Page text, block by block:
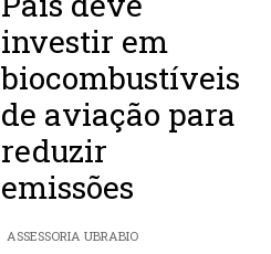
investir em
biocombustíveis
de aviação para
reduzir
emissões
ASSESSORIA UBRABIO